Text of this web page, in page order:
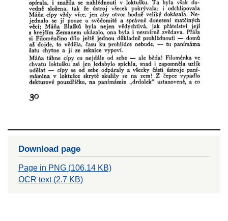
Download page
Page in PNG (106.14 KB)
OCR text (2.7 KB)